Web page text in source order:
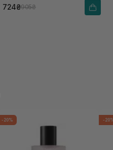
724₴905₴
-20% -